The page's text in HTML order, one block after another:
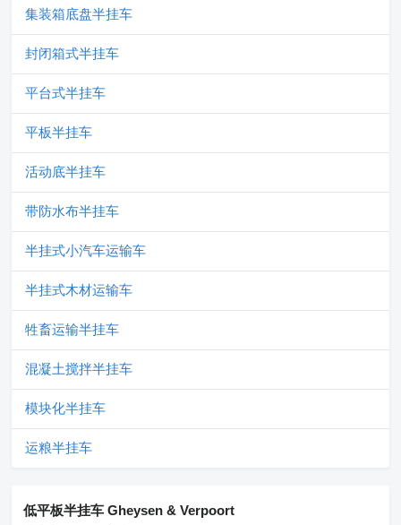
集装箱底盘半挂车
封闭箱式半挂车
平台式半挂车
平板半挂车
活动底半挂车
带防水布半挂车
半挂式小汽车运输车
半挂式木材运输车
牲畜运输半挂车
混凝土搅拌半挂车
模块化半挂车
运粮半挂车
低平板半挂车 Gheysen & Verpoort